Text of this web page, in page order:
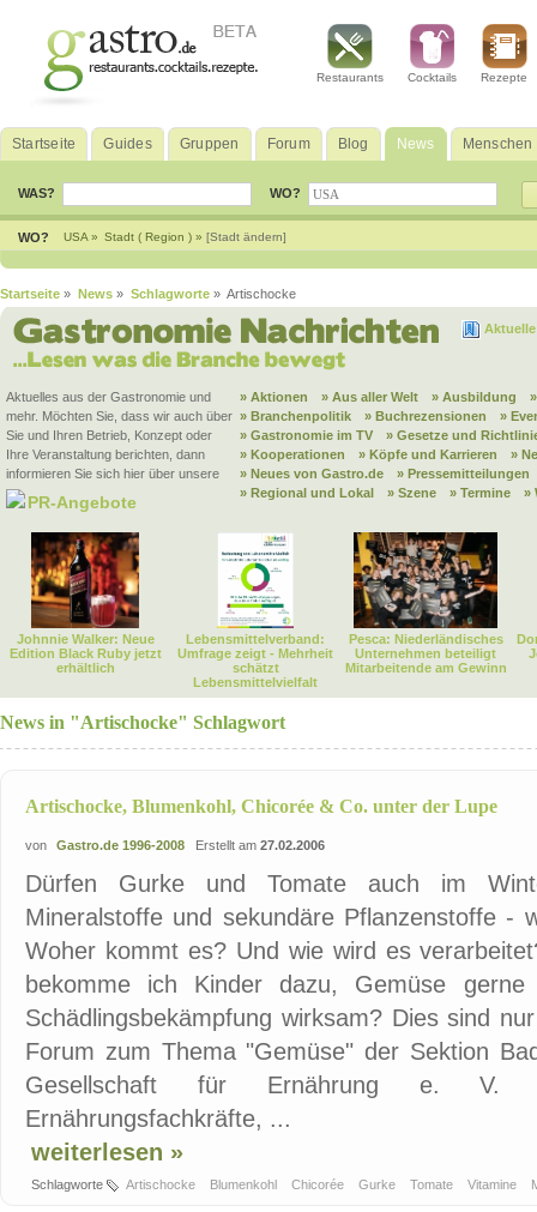
Restaurants Cocktails Rezepte
Startseite Guides Gruppen Forum Blog News Menschen
WAS? WO?
WO? USA » Stadt ( Region ) » [Stadt ändern]
Startseite » News » Schlagworte » Artischocke
Aktuelles aus der Gastronomie und
mehr. Möchten Sie, dass wir auch über
Sie und Ihren Betrieb, Konzept oder
Ihre Veranstaltung berichten, dann
informieren Sie sich hier über unsere
PR-Angebote
» Aktionen » Aus aller Welt » Ausbildung
» Branchenpolitik
» Buchrezensionen
»
» Gastronomie im TV
» Gesetze und
» Kooperationen
» Köpfe und Karrieren
»
» Neues von Gastro.de
» Pressemitteilungen
» Regional und Lokal
» Szene » Termine »
Johnnie Walker: Neue
Edition Black Ruby jetzt
erhältlich
Lebensmittelverband:
Umfrage zeigt - Mehrheit
schätzt
Lebensmittelvielfalt
Pesca: Niederländisches
Unternehmen beteiligt
Mitarbeitende am Gewinn
News in "Artischocke" Schlagwort
Artischocke, Blumenkohl, Chicorée & Co. unter der Lupe
von Gastro.de 1996-2008 Erstellt am 27.02.2006
Dürfen Gurke und Tomate auch im
Mineralstoffe und sekundäre Pflanzenstoffe -
Woher kommt es? Und wie wird es
bekomme ich Kinder dazu, Gemüse
Schädlingsbekämpfung wirksam? Dies sind
Forum zum Thema "Gemüse" der Sektion
Gesellschaft für Ernährung e. V.
Ernährungsfachkräfte, ...
weiterlesen »
Schlagworte Artischocke Blumenkohl Chicorée Gurke Tomate Vitamine